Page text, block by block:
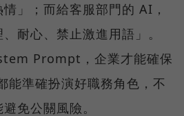
情」；而給客服部門的 AI，
耐心、禁止激進用語」。
Prompt，企業才能確保
能準確扮演好職務角色，不
免公關風險。